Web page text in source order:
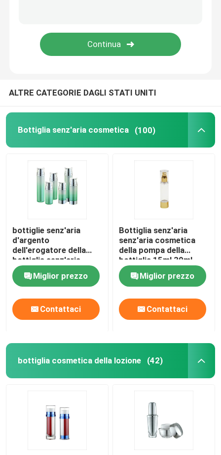
Caso di trucco dell'ombretto
Bottiglia del balsamo e dello sciampo
bottiglia del dispositivo di rimozione dello smalto
Metropolitana laminata di plastica
Coperchio a vite di plastica
Pompa cosmetica della lozione
Pompa dell'erogatore della schiuma
ALTRE CATEGORIE DAGLI STATI UNITI
Bottiglia senz'aria cosmetica (100)
bottiglie senz'aria
d'argento
dell'erogatore della
bottiglia senz'aria
vuota della pompa di
15ml 30ml 50ml PMMA
Miglior prezzo
Contattaci
Bottiglia senz'aria
senz'aria cosmetica
della pompa della
bottiglia 15ml 30ml
50ml della base di
alluminio della pompa
Miglior prezzo
Contattaci
bottiglia cosmetica della lozione (42)